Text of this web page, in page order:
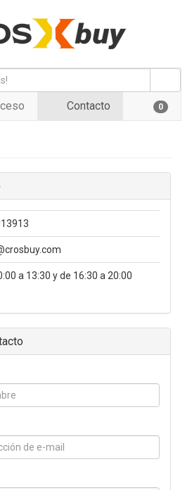
Contacto 0
a 13:30 y de 16:30 a 20:00